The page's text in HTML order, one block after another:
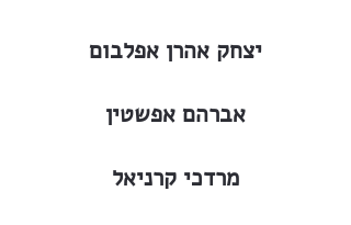
יצחק אהרן אפלבום
אברהם אפשטין
מרדכי קרניאל